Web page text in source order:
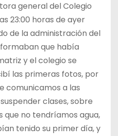
general del Colegio
23:00 horas de ayer
de la administración del
que había
y el colegio se
las primeras fotos, por
comunicamos a las
clases, sobre
que no tendríamos agua,
tenido su primer día, y